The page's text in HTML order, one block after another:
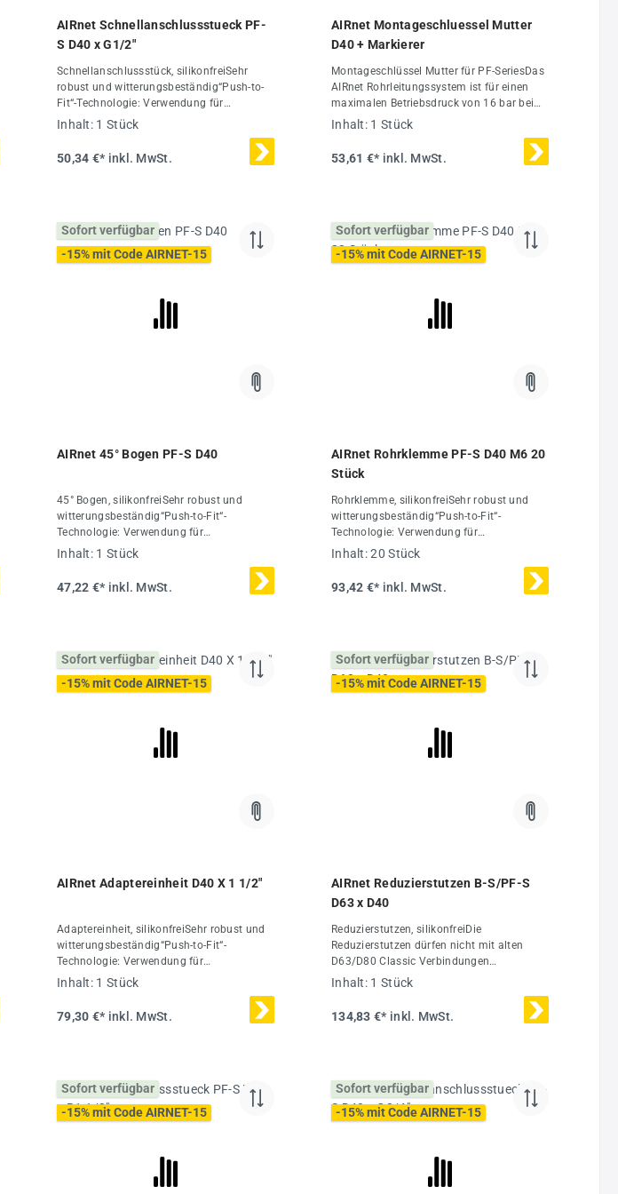
AIRnet Schnellanschlussstueck PF-
S D40 x G1/2"
Schnellanschlussstück, silikonfreiSehr
robust und witterungsbeständig“Push-to-
Fit“-Technologie: Verwendung für
Rohrdurchmesser 20-50 mmKombinierbar
mit Rohren aus Spezial-Alu-LegierungDas
AIRnet Rohrleitungssystem ist für einen
maximalen Betriebsdruck von 16 bar bei
Stück
Inhalt: 1 Stück
50,34 €* inkl. MwSt.
AIRnet Montageschluessel Mutter
D40 + Markierer
Montageschlüssel Mutter für PF-SeriesDas
AIRnet Rohrleitungssystem ist für einen
maximalen Betriebsdruck von 16 bar bei
-20 °C bis +80 °C ausgelegtTechnische
Inhalt: 1 Stück
53,61 €* inkl. MwSt.
Sofort verfügbar
-15% mit Code AIRNET-15
AIRnet 45° Bogen PF-S D40
45° Bogen, silikonfreiSehr robust und
witterungsbeständig“Push-to-Fit“-
Technologie: Verwendung für
Rohrdurchmesser 20-50 mmKombinierbar
mit Rohren aus Spezial-Alu-LegierungDas
AIRnet Rohrleitungssystem ist für einen
maximalen Betriebsdruck von 16 bar bei
Inhalt: 1 Stück
47,22 €* inkl. MwSt.
Sofort verfügbar
-15% mit Code AIRNET-15
AIRnet Rohrklemme PF-S D40 M6 20
Stück
Rohrklemme, silikonfreiSehr robust und
witterungsbeständig“Push-to-Fit“-
Technologie: Verwendung für
Rohrdurchmesser 20-50 mmKombinierbar
mit Rohren aus Spezial-Alu-LegierungDas
AIRnet Rohrleitungssystem ist für einen
maximalen Betriebsdruck von 16 bar bei
Inhalt:20 Stück
93,42 €* inkl. MwSt.
Sofort verfügbar
-15% mit Code AIRNET-15
AIRnet Adaptereinheit D40 X 1 1/2"
Adaptereinheit, silikonfreiSehr robust und
witterungsbeständig“Push-to-Fit“-
Technologie: Verwendung für
Rohrdurchmesser 20-50 mmKombinierbar
mit Rohren aus Spezial-Alu-LegierungDas
AIRnet Rohrleitungssystem ist für einen
maximalen Betriebsdruck von 16 bar bei
Stück
Inhalt: 1 Stück
79,30 €* inkl. MwSt.
Sofort verfügbar
-15% mit Code AIRNET-15
AIRnet Reduzierstutzen B-S/PF-S
D63 x D40
Reduzierstutzen, silikonfreiDie
Reduzierstutzen dürfen nicht mit alten
D63/D80 Classic Verbindungen
(Vorgänger-Serie) genutzt werden. Nur
Series.Das AIRnet Rohrleitungssystem ist
für einen maximalen Betriebsdruck von 16
Inhalt: 1 Stück
134,83 €* inkl. MwSt.
Sofort verfügbar
-15% mit Code AIRNET-15
Sofort verfügbar
-15% mit Code AIRNET-15